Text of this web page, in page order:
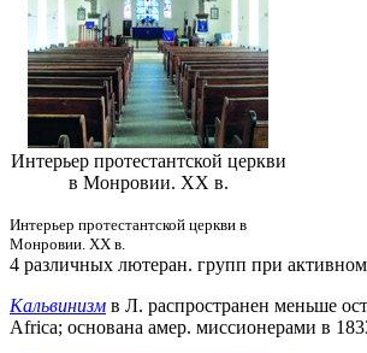
Интерьер протестантской церкви
в Монровии. ХХ в.
Интерьер протестантской церкви в
Монровии. ХХ в.
4 различных лютеран. групп при
Кальвинизм в Л. распространен меньше
Africa; основана амер. миссионерами в